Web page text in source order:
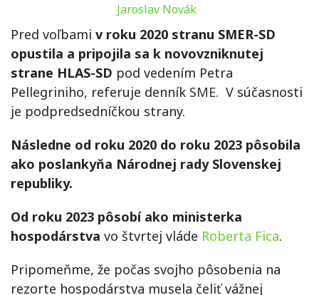
Pred voľbami v roku 2020 stranu SMER-SD
opustila a pripojila sa k novovzniknutej
strane HLAS-SD pod vedením Petra
Pellegriniho, referuje denník SME. V súčasnosti
je podpredsedníčkou strany.
Následne od roku 2020 do roku 2023 pôsobila
ako poslankyňa Národnej rady Slovenskej
republiky.
Od roku 2023 pôsobí ako ministerka
hospodárstva vo štvrtej vláde Roberta Fica.
Pripomeňme, že počas svojho pôsobenia na
rezorte hospodárstva musela čeliť vážnej